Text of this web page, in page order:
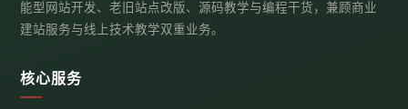
能型网站开发、老旧站点改版、源码教学与编程干货，兼顾商业
建站服务与线上技术教学双重业务。
核心服务